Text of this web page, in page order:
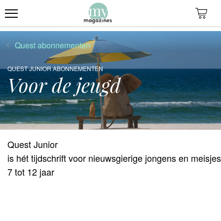
en
naar
de
gaan
Quest abonnementen
QUEST JUNIOR ABONNEMENTEN
Voor de jeugd
Quest Junior
is hét tijdschrift voor nieuwsgierige jongens en
7 tot 12 jaar